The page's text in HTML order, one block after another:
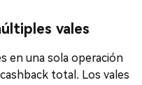
vales
en una sola operación
total. Los vales